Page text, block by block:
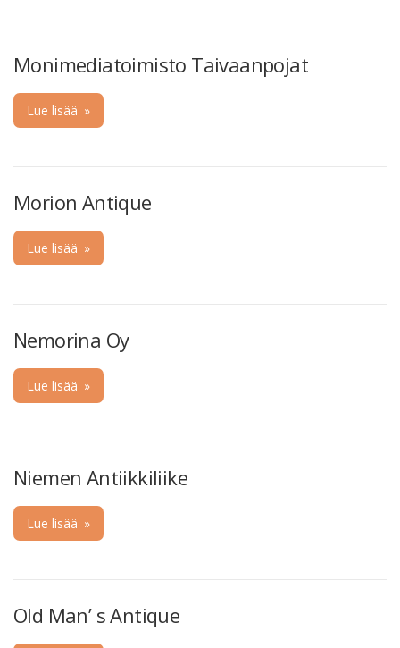
Monimediatoimisto Taivaanpojat
Lue lisää »
Morion Antique
Lue lisää »
Nemorina Oy
Lue lisää »
Niemen Antiikkiliike
Lue lisää »
Old Man’ s Antique